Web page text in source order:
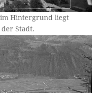
im Hintergrund liegt
Stadt.